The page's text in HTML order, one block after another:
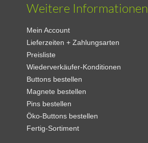
Weitere Informationen
Mein Account
Lieferzeiten + Zahlungsarten
Preisliste
Wiederverkäufer-Konditionen
Buttons bestellen
Magnete bestellen
Pins bestellen
Öko-Buttons bestellen
Fertig-Sortiment